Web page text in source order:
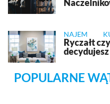
NAJEM
Ryczałt
POPULARNE